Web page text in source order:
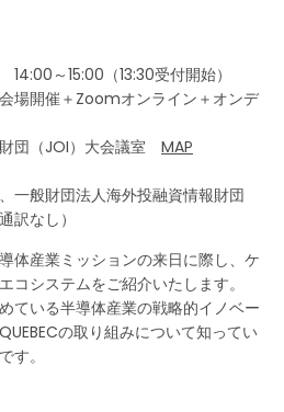
～15:00（13:30受付開始）
場開催＋Zoomオンライン＋オンデ
団（JOI）大会議室 MAP
一般財団法人海外投融資情報財団
訳なし）
体産業ミッションの来日に際し、ケ
コシステムをご紹介いたします。
ている半導体産業の戦略的イノベー
の取り組みについて知ってい
す。